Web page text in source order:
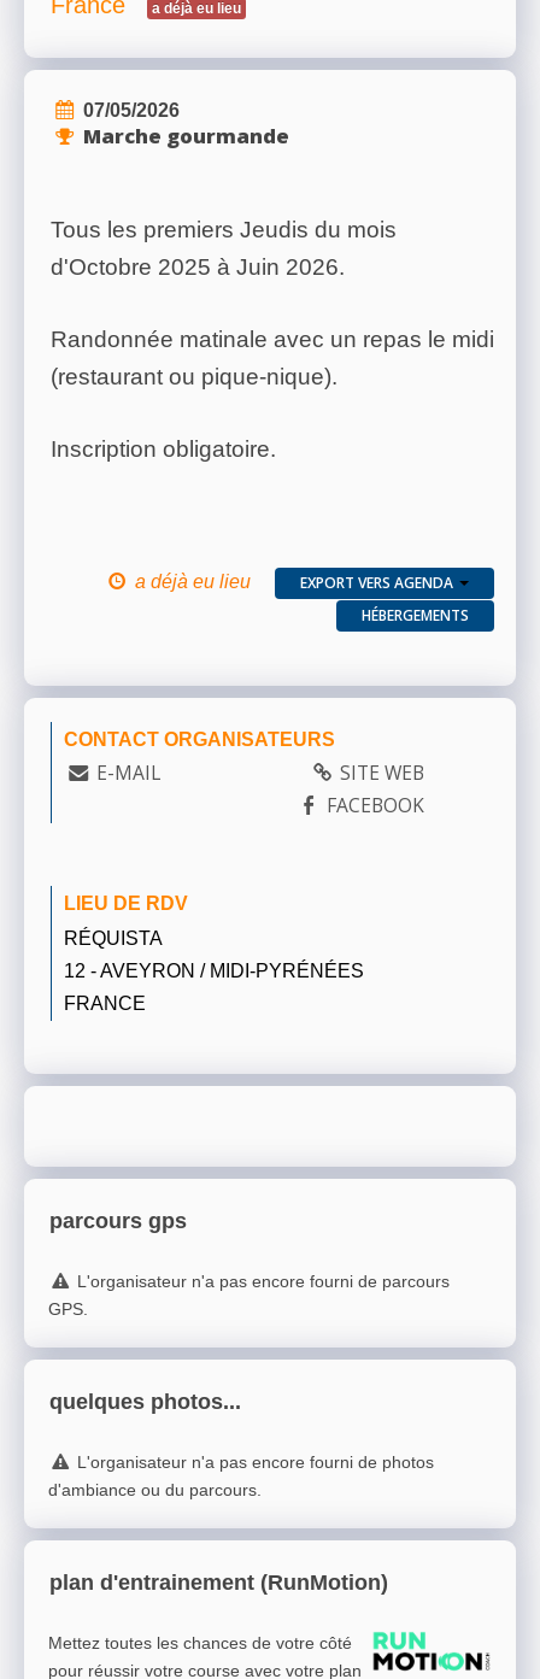
France
a déjà eu lieu
07/05/2026
Marche gourmande
Tous les premiers Jeudis du mois
d'Octobre 2025 à Juin 2026.
Randonnée matinale avec un repas le midi
(restaurant ou pique-nique).
Inscription obligatoire.
a déjà eu lieu
EXPORT VERS AGENDA
HÉBERGEMENTS
CONTACT ORGANISATEURS
E-MAIL
SITE WEB
FACEBOOK
LIEU DE RDV
RÉQUISTA
12 - AVEYRON / MIDI-PYRÉNÉES
FRANCE
parcours gps
L'organisateur n'a pas encore fourni de parcours
GPS.
quelques photos...
L'organisateur n'a pas encore fourni de photos
d'ambiance ou du parcours.
plan d'entrainement (RunMotion)
Mettez toutes les chances de votre côté
pour réussir votre course avec votre plan